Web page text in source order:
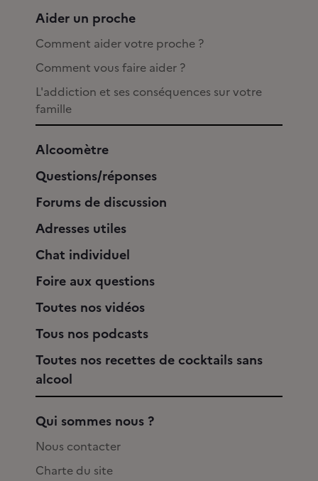
Aider un proche
Comment aider votre proche ?
Comment vous faire aider ?
L'addiction et ses conséquences sur votre
famille
Alcoomètre
Questions/réponses
Forums de discussion
Adresses utiles
Chat individuel
Foire aux questions
Toutes nos vidéos
Tous nos podcasts
Toutes nos recettes de cocktails sans
alcool
Qui sommes nous ?
Nous contacter
Charte du site